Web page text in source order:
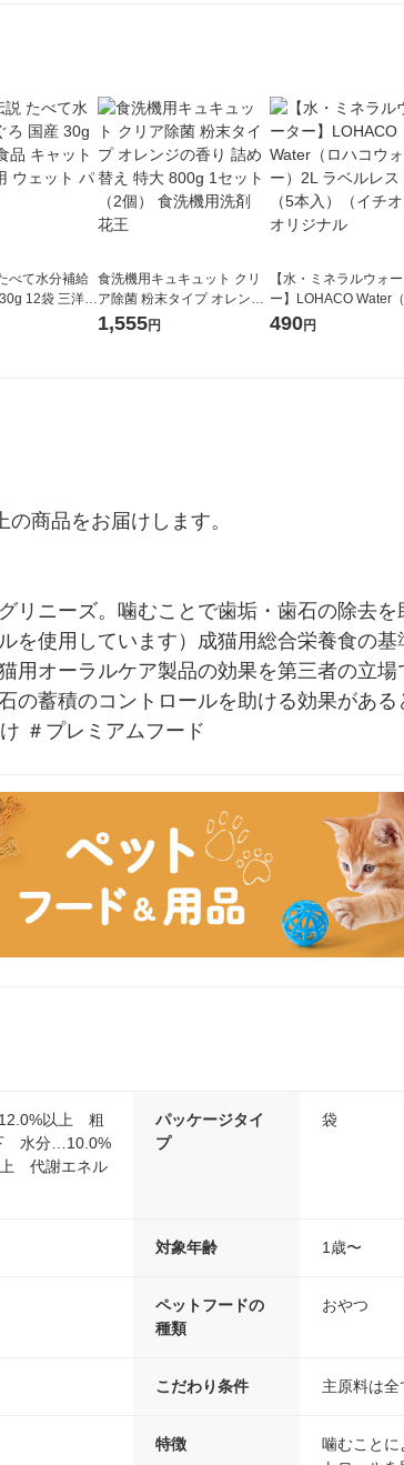
べて水分補給
12袋 三洋食
ード 猫用 ウェ
食洗機用キュキュット クリ
ア除菌 粉末タイプ オレンジ
の香り 詰め替え 特大 800g 1
1,555円
【水・ミネラルウォー
ー】LOHACO Water
コウォーター）2L ラ
490円
商品をお届けします。
リニーズ。噛むことで歯垢・歯石の除去
を使用しています）成猫用総合栄養食の
用オーラルケア製品の効果を第三者の立
の蓄積のコントロールを助ける効果があ
＃プレミアムフード
以上 粗
水分…10.0%
代謝エネル
パッケージタイ
プ
袋
対象年齢 1歳〜
ペットフードの
種類
おやつ
こだわり条件 主原料は全
特徴
噛むことに